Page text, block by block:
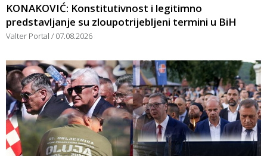
KONAKOVIĆ: Konstitutivnost i legitimno
predstavljanje su zloupotrijebljeni termini u BiH
Valter Portal 07.08.2026